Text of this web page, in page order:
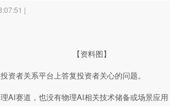
|
【资料图】
资者关系平台上答复投资者关心的问题。
AI赛道，也没有物理AI相关技术储备或场景应